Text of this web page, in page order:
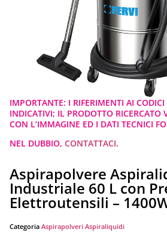
IMPORTANTE: I RIFERIMENTI AI
INDICATIVI; IL PRODOTTO RICERCATO
CON L’IMMAGINE ED I DATI TECNICI
NEL DUBBIO, CONTATTACI.
Aspirapolvere
Industriale 60 L con
Elettroutensili –
Categoria Aspirapolveri Aspiraliquidi